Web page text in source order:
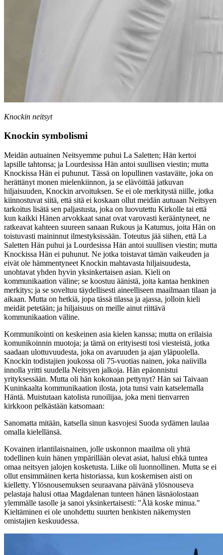
Knockin neitsyt
Knockin symbolismi
Meidän autuainen Neitsyemme puhui La Saletten; Hän kertoi
lapsille tahtonsa; ja Lourdesissa Hän antoi suullisen viestin; mutta
Knockissa Hän ei puhunut. Tässä on lopullinen vastaväite, joka on
herättänyt monen mielenkiinnon, ja se elävöittää jatkuvan
hiljaisuuden, Knockin arvoituksen. Se ei ole merkitystä niille, jotka
kiinnostuvat siitä, että sitä ei koskaan ollut meidän autuaan Neitsyen
tarkoitus lisätä sen paljastusta, joka on luovutettu Kirkolle tai että
kun kaikki Hänen arvokkaat sanat ovat varovasti kerääntyneet, ne
ratkeavat kahteen suureen sanaan Rukous ja Katumus, joita Hän on
toistuvasti maininnut ilmestyksissään. Toteutus jää siihen, että La
Saletten Hän puhui ja Lourdesissa Hän antoi suullisen viestin; mutta
Knockissa Hän ei puhunut. Ne jotka toistavat tämän vaikeuden ja
eivät ole hämmentyneet Knockin mahtavasta hiljaisuudesta,
unohtavat yhden hyvin yksinkertaisen asian. Kieli on
kommunikaation väline; se koostuu äänistä, joita kantaa henkinen
merkitys; ja se soveltuu täydellisesti aineelliseen maailmaan tilaan ja
aikaan. Mutta on hetkiä, jopa tässä tilassa ja ajassa, jolloin kieli
meidät petetään; ja hiljaisuus on meille ainut riittävä
kommunikaation väline.
Kommunikointi on keskeinen asia kielen kanssa; mutta on erilaisia
komunikoinnin muotoja; ja tämä on erityisesti tosi viesteistä, jotka
saadaan ulottuvuudesta, joka on avaruuden ja ajan yläpuolella.
Knockin todistajien joukossa oli 75-vuotias nainen, joka naiivilla
innolla yritti suudella Neitsyen jalkoja. Hän epäonnistui
yrityksessään. Mutta oli hän kokonaan pettynyt? Hän sai Taivaan
Kuninkaalta kommunikaation ilosta, jota tunsi vain katselemalla
Häntä. Muistutaan katolista runoilijaa, joka meni tienvarren
kirkkoon pelkästään katsomaan:
Sanomatta mitään, katsella sinun kasvojesi Suoda sydämen laulaa
omalla kielellänsä.
Kovainen irlantilaisnainen, jolle uskonnon maailma oli yhtä
todellinen kuin hänen ympärillään olevat asiat, halusi ehkä tuntea
omaa neitsyen jalojen kosketusta. Liike oli luonnollinen. Mutta se ei
ollut ensimmäinen kerta historiassa, kun koskemisen aisti on
kielletty. Ylösnousemuksen seuraavana päivänä ylösnouseva
pelastaja halusi ottaa Magdalenan tunteen hänen läsnäolostaan
ylemmälle tasolle ja sanoi yksinkertaisesti: "Älä koske minua."
Kieltäminen ei ole unohdettu suurten henkisten näkemysten
omistajien keskuudessa.